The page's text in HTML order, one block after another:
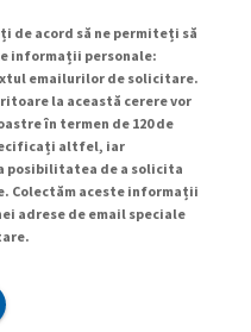
de acord să ne permiteți să
informații personale:
emailurilor de solicitare.
la această cerere vor
în termen de 120 de
altfel, iar
posibilitatea de a solicita
Colectăm aceste informații
adrese de email speciale